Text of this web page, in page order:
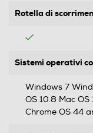
Rotella di
Sistemi operativi
Windows 7
OS 10.8 Mac OS
Chrome OS 44